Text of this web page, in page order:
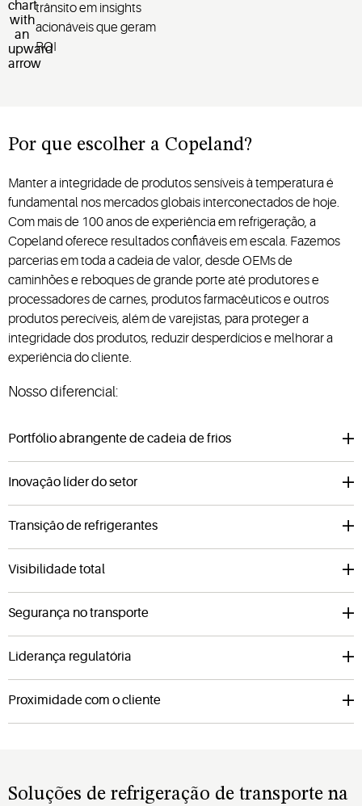
trânsito em insights
acionáveis que geram
ROI
Por que escolher a Copeland?
Manter a integridade de produtos sensíveis à temperatura é
fundamental nos mercados globais interconectados de hoje.
Com mais de 100 anos de experiência em refrigeração, a
Copeland oferece resultados confiáveis em escala. Fazemos
parcerias em toda a cadeia de valor, desde OEMs de
caminhões e reboques de grande porte até produtores e
processadores de carnes, produtos farmacêuticos e outros
produtos perecíveis, além de varejistas, para proteger a
integridade dos produtos, reduzir desperdícios e melhorar a
experiência do cliente.
Nosso diferencial:
Portfólio abrangente de cadeia de frios
Inovação líder do setor
Transição de refrigerantes
Visibilidade total
Segurança no transporte
Liderança regulatória
Proximidade com o cliente
Soluções de refrigeração de transporte na